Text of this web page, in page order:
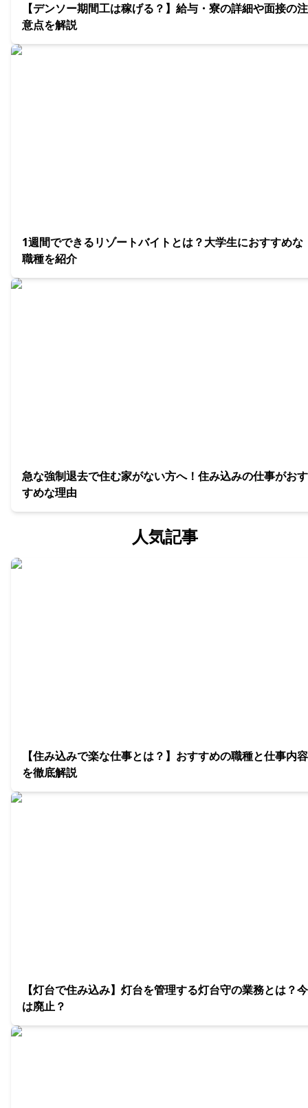
【デンソー期間工は稼げる？】給与・寮の詳細や面接の注
意点を解説
1週間でできるリゾートバイトとは？大学生におすすめな
職種を紹介
急な強制退去で住む家がない方へ！住み込みの仕事がおす
すめな理由
人気記事
【住み込みで楽な仕事とは？】おすすめの職種と仕事内容
を徹底解説
【灯台で住み込み】灯台を管理する灯台守の業務とは？今
は廃止？